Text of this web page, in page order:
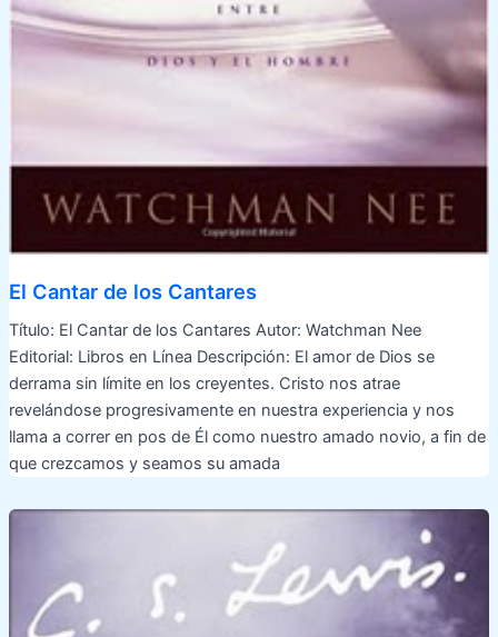
El Cantar de los Cantares
Título: El Cantar de los Cantares Autor: Watchman Nee
Editorial: Libros en Línea Descripción: El amor de Dios se
derrama sin límite en los creyentes. Cristo nos atrae
revelándose progresivamente en nuestra experiencia y nos
llama a correr en pos de Él como nuestro amado novio, a fin de
que crezcamos y seamos su amada